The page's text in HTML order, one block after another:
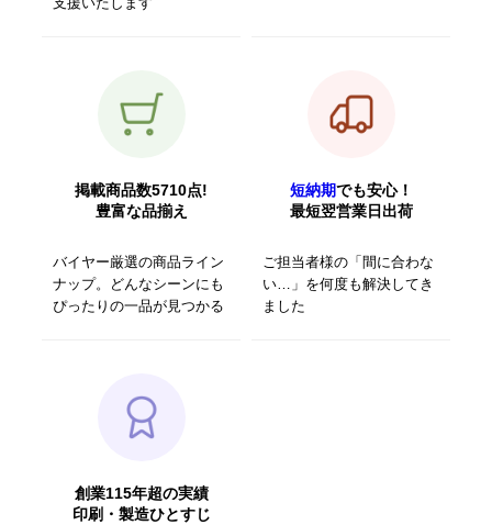
掲載商品数5710点!
豊富な品揃え
バイヤー厳選の商品ライン
ナップ。どんなシーンにも
ぴったりの一品が見つかる
短納期でも安心！
最短翌営業日出荷
ご担当者様の「間に合わな
い…」を何度も解決してき
ました
創業115年超の実績
印刷・製造ひとすじ